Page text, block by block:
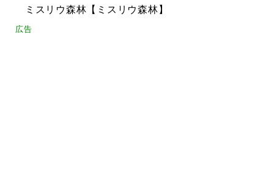
ミスリウ森林【ミスリウ森林】